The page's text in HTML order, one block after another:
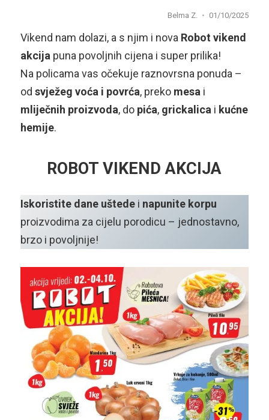
Belma Z. 01/10/2025
Vikend nam dolazi, a s njim i nova Robot vikend
akcija puna povoljnih cijena i super prilika!
Na policama vas očekuje raznovrsna ponuda –
od svježeg voća i povrća, preko mesa i
mliječnih proizvoda, do pića, grickalica i kućne
hemije.
ROBOT VIKEND AKCIJA
Iskoristite dane uštedei napunite korpu
proizvodima za cijelu porodicu – jednostavno,
brzo i povoljnije!